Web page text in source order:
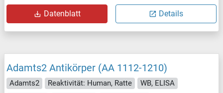
Datenblatt Details
Adamts2 Antikörper (AA 1112-1210)
Adamts2 Reaktivität: Human, Ratte
WB, ELISA